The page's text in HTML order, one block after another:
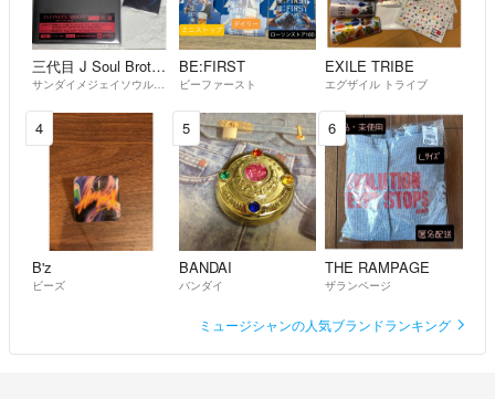
三代目 J Soul Brothers
サンダイメジェイソウルブラザーズ
BE:FIRST
ビーファースト
EXILE TRIBE
エグザイル トライブ
4
B'z
ビーズ
5
BANDAI
バンダイ
6
THE RAMPAGE
ザランページ
ミュージシャンの人気ブランドランキング